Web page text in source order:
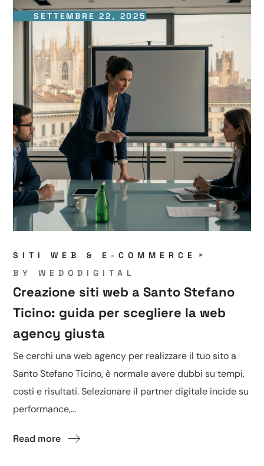
SETTEMBRE 22, 2025
SITI WEB & E-COMMERCE
BYWEDODIGITAL
Creazione siti web a Santo Stefano
Ticino: guida per scegliere la web
agency giusta
Se cerchi una web agency per realizzare il tuo sito a
Santo Stefano Ticino, è normale avere dubbi su tempi,
costi e risultati. Selezionare il partner digitale incide su
performance,...
Read more